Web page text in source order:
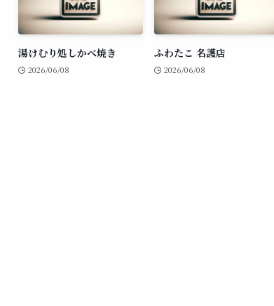
湯けむり処しかべ焼き
2026/06/08
ふわたこ 名護店
2026/06/08